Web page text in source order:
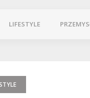
LIFESTYLE